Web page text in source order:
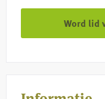
Word lid